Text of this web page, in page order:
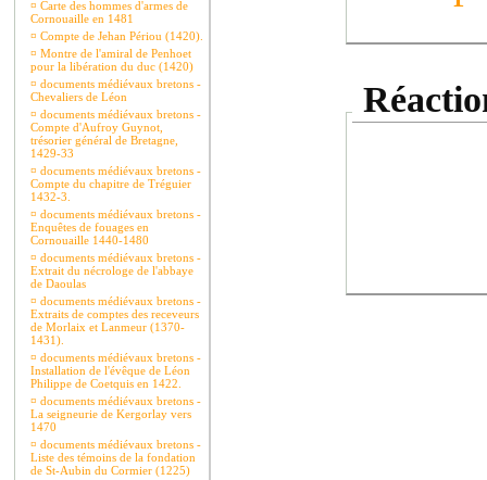
¤ Carte des hommes d'armes de
Cornouaille en 1481
¤ Compte de Jehan Périou (1420).
¤ Montre de l'amiral de Penhoet
pour la libération du duc (1420)
¤ documents médiévaux bretons -
Chevaliers de Léon
¤ documents médiévaux bretons -
Compte d'Aufroy Guynot,
trésorier général de Bretagne,
1429-33
¤ documents médiévaux bretons -
Compte du chapitre de Tréguier
1432-3.
¤ documents médiévaux bretons -
Enquêtes de fouages en
Cornouaille 1440-1480
¤ documents médiévaux bretons -
Extrait du nécrologe de l'abbaye
de Daoulas
¤ documents médiévaux bretons -
Extraits de comptes des receveurs
de Morlaix et Lanmeur (1370-
1431).
¤ documents médiévaux bretons -
Installation de l'évêque de Léon
Philippe de Coetquis en 1422.
¤ documents médiévaux bretons -
La seigneurie de Kergorlay vers
1470
¤ documents médiévaux bretons -
Liste des témoins de la fondation
de St-Aubin du Cormier (1225)